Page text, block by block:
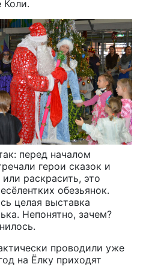
Коли.
перед началом
герои сказок и
раскрасить, это
обезьянок.
целая выставка
Непонятно, зачем?
проводили уже
на Ёлку приходят